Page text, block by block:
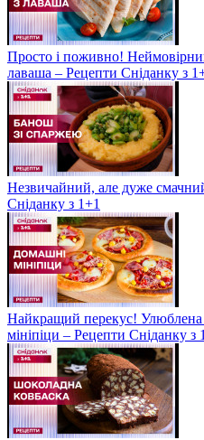
Просто і поживно!
лаваша – Рецепти Сніданку з
Незвичайний, але дуже
Сніданку з 1+1
Найкращий перекус! Улюблена
мініпіци – Рецепти Сніданку з